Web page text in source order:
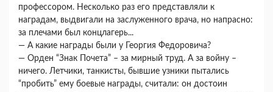
профессором. Несколько раз его представляли к
наградам, выдвигали на заслуженного врача, но напрасно:
за плечами был концлагерь...
— А какие награды были у Георгия Федоровича?
— Орден “Знак Почета” – за мирный труд. А за войну –
ничего. Летчики, танкисты, бывшие узники пытались
“пробить” ему боевые награды, считали: он достоин